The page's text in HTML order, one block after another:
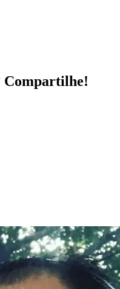
Compartilhe!